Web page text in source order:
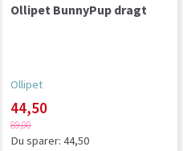
Ollipet BunnyPup dragt
Ollipet
44,50
89,00
Du sparer: 44,50